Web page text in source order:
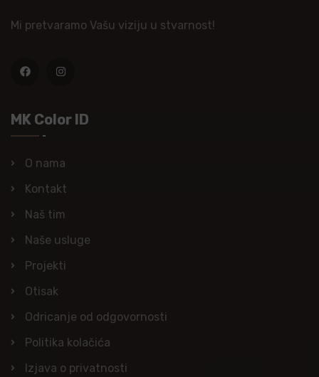
Mi pretvaramo Vašu viziju u stvarnost!
MK Color ID
O nama
Kontakt
Naš tim
Naše usluge
Projekti
Otisak
Odricanje od odgovornosti
Politika kolačića
Izjava o privatnosti